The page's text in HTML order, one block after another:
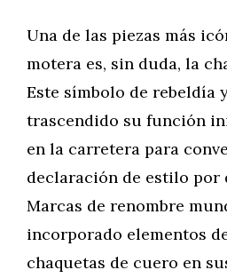
Una de las piezas más
motera es, sin duda, la
Este símbolo de rebeldía
trascendido su función
en la carretera para
declaración de estilo por
Marcas de renombre
incorporado elementos
chaquetas de cuero en